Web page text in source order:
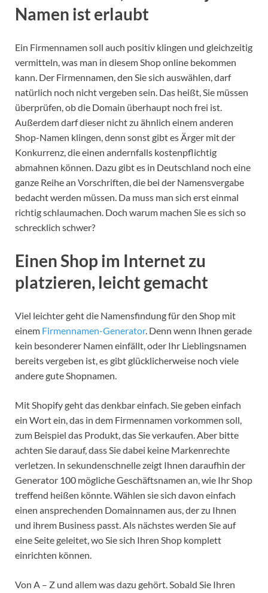
Namen ist erlaubt
Ein Firmennamen soll auch positiv klingen und gleichzeitig
vermitteln, was man in diesem Shop online bekommen
kann. Der Firmennamen, den Sie sich auswählen, darf
natürlich noch nicht vergeben sein. Das heißt, Sie müssen
überprüfen, ob die Domain überhaupt noch frei ist.
Außerdem darf dieser nicht zu ähnlich einem anderen
Shop-Namen klingen, denn sonst gibt es Ärger mit der
Konkurrenz, die einen andernfalls kostenpflichtig
abmahnen können. Dazu gibt es in Deutschland noch eine
ganze Reihe an Vorschriften, die bei der Namensvergabe
bedacht werden müssen. Da muss man sich erst einmal
richtig schlaumachen. Doch warum machen Sie es sich so
schrecklich schwer?
Einen Shop im Internet zu
platzieren, leicht gemacht
Viel leichter geht die Namensfindung für den Shop mit
einem Firmennamen-Generator. Denn wenn Ihnen gerade
kein besonderer Namen einfällt, oder Ihr Lieblingsnamen
bereits vergeben ist, es gibt glücklicherweise noch viele
andere gute Shopnamen.
Mit Shopify geht das denkbar einfach. Sie geben einfach
ein Wort ein, das in dem Firmennamen vorkommen soll,
zum Beispiel das Produkt, das Sie verkaufen. Aber bitte
achten Sie darauf, dass Sie dabei keine Markenrechte
verletzen. In sekundenschnelle zeigt Ihnen daraufhin der
Generator 100 mögliche Geschäftsnamen an, wie Ihr Shop
treffend heißen könnte. Wählen sie sich davon einfach
einen ansprechenden Domainnamen aus, der zu Ihnen
und ihrem Business passt. Als nächstes werden Sie auf
eine Seite geleitet, wo Sie sich Ihren Shop komplett
einrichten können.
Von A – Z und allem was dazu gehört. Sobald Sie Ihren